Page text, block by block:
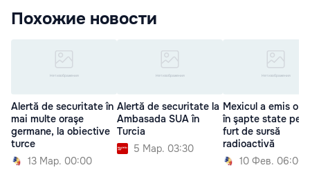
Похожие новости
Alertă de securitate în
mai multe oraşe
germane, la obiective
turce
13 Мар. 00:00
Alertă de securitate la
Ambasada SUA în
Turcia
5 Мар. 03:30
Mexicul a emis o
în şapte state
furt de sursă
radioactivă
10 Фев. 06:00